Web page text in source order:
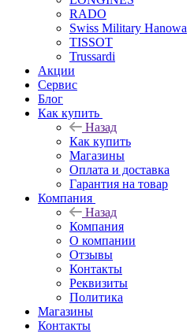
RADO
Swiss Military Hanowa
TISSOT
Trussardi
Акции
Сервис
Блог
Как купить
Назад
Как купить
Магазины
Оплата и доставка
Гарантия на товар
Компания
Назад
Компания
О компании
Отзывы
Контакты
Реквизиты
Политика
Магазины
Контакты